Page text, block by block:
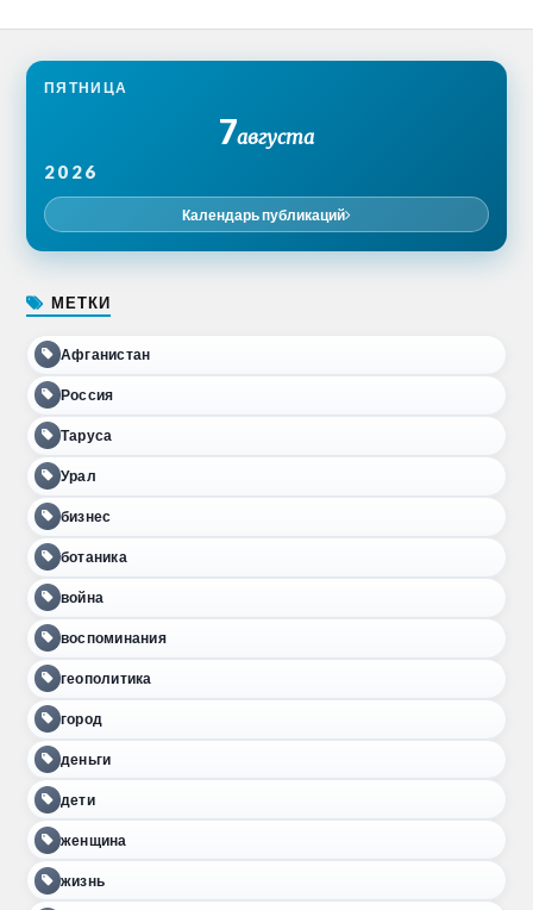
ПЯТНИЦА
7августа
2026
Календарь публикаций
МЕТКИ
Афганистан
Россия
Таруса
Урал
бизнес
ботаника
война
воспоминания
геополитика
город
деньги
дети
женщина
жизнь